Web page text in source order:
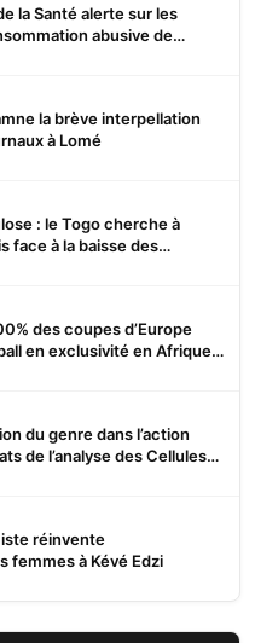
la Santé alerte sur les
abusive de
et de substances
la brève interpellation
à Lomé
: le Togo cherche à
face à la baisse des
des coupes d’Europe
en exclusivité en Afrique
saisons jusqu’en 2031
du genre dans l’action
de l’analyse des Cellules
à Lomé
réinvente
femmes à Kévé Edzi